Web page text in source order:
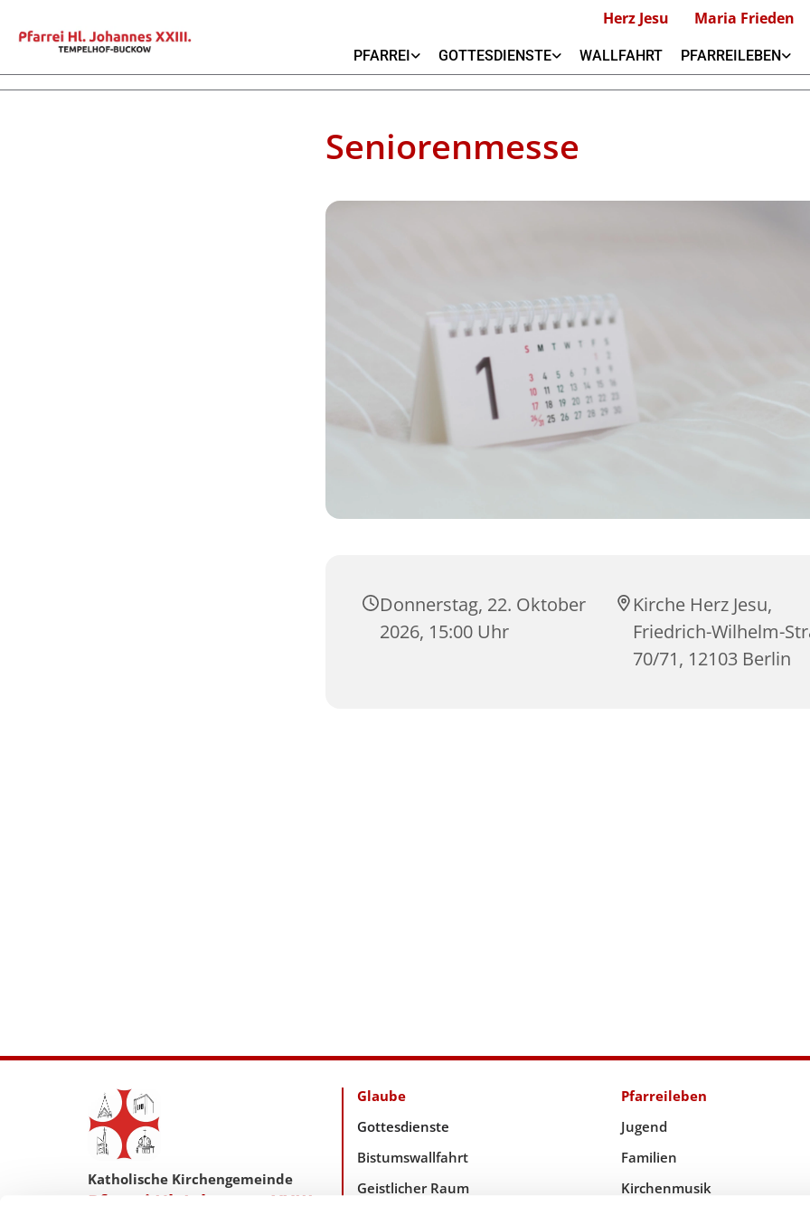
Herz Jesu Maria Frieden
PFARREI GOTTESDIENSTE WALLFAHRT PFARREILEBEN
Seniorenmesse
Donnerstag, 22. Oktober
2026, 15:00 Uhr
Kirche Herz Jesu,
Friedrich-Wilhelm-
70/71, 12103 Berlin
Katholische Kirchengemeinde
Pfarrei Hl. Johannes XXIII.
Glaube
Gottesdienste
Bistumswallfahrt
Geistlicher Raum
Pfarreileben
Jugend
Familien
Kirchenmusik